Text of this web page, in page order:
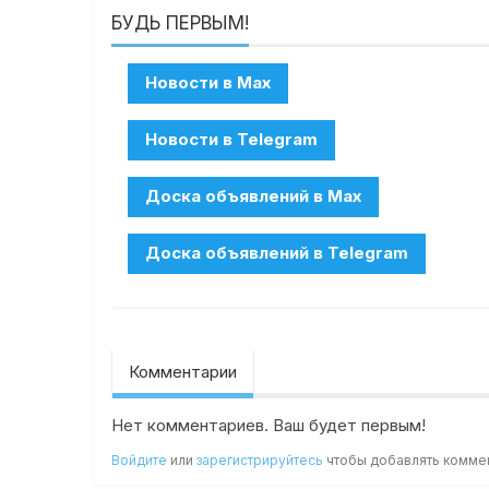
БУДЬ ПЕРВЫМ!
Комментарии
Нет комментариев. Ваш будет первым!
Войдите илизарегистрируйтесь чтобы добавлять